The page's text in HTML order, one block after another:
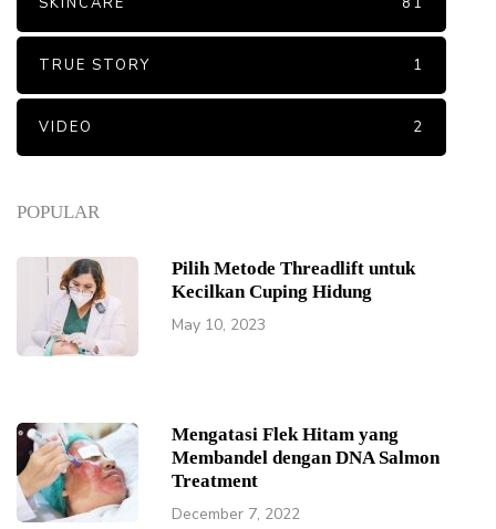
POPULAR
Pilih Metode Threadlift untuk
Kecilkan Cuping Hidung
May 10, 2023
Mengatasi Flek Hitam yang
Membandel dengan DNA Salmon
Treatment
December 7, 2022
TRUE STORY 1
VIDEO 2